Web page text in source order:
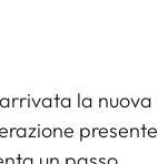
la nuova
presente